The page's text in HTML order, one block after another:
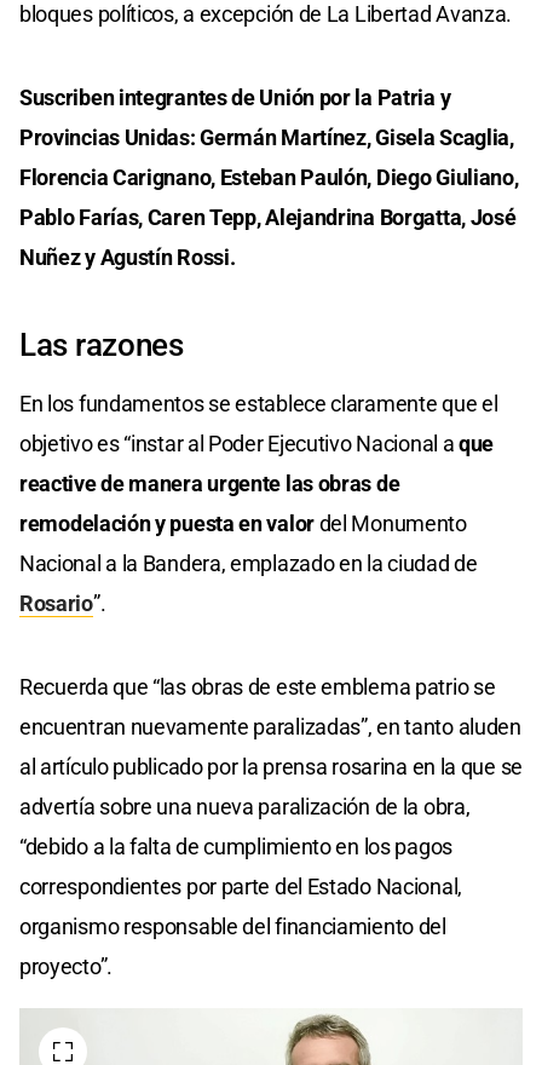
bloques políticos, a excepción de La Libertad Avanza.
Suscriben integrantes de Unión por la Patria y
Provincias Unidas: Germán Martínez, Gisela Scaglia,
Florencia Carignano, Esteban Paulón, Diego Giuliano,
Pablo Farías, Caren Tepp, Alejandrina Borgatta, José
Nuñez y Agustín Rossi.
Las razones
En los fundamentos se establece claramente que el
objetivo es “instar al Poder Ejecutivo Nacional aque
reactive de manera urgente las obras de
remodelación y puesta en valordel Monumento
Nacional a la Bandera, emplazado en la ciudad de
Rosario”.
Recuerda que “las obras de este emblema patrio se
encuentran nuevamente paralizadas”, en tanto aluden
al artículo publicado por la prensa rosarina en la que se
advertía sobre una nueva paralización de la obra,
“debido a la falta de cumplimiento en los pagos
correspondientes por parte del Estado Nacional,
organismo responsable del financiamiento del
proyecto”.